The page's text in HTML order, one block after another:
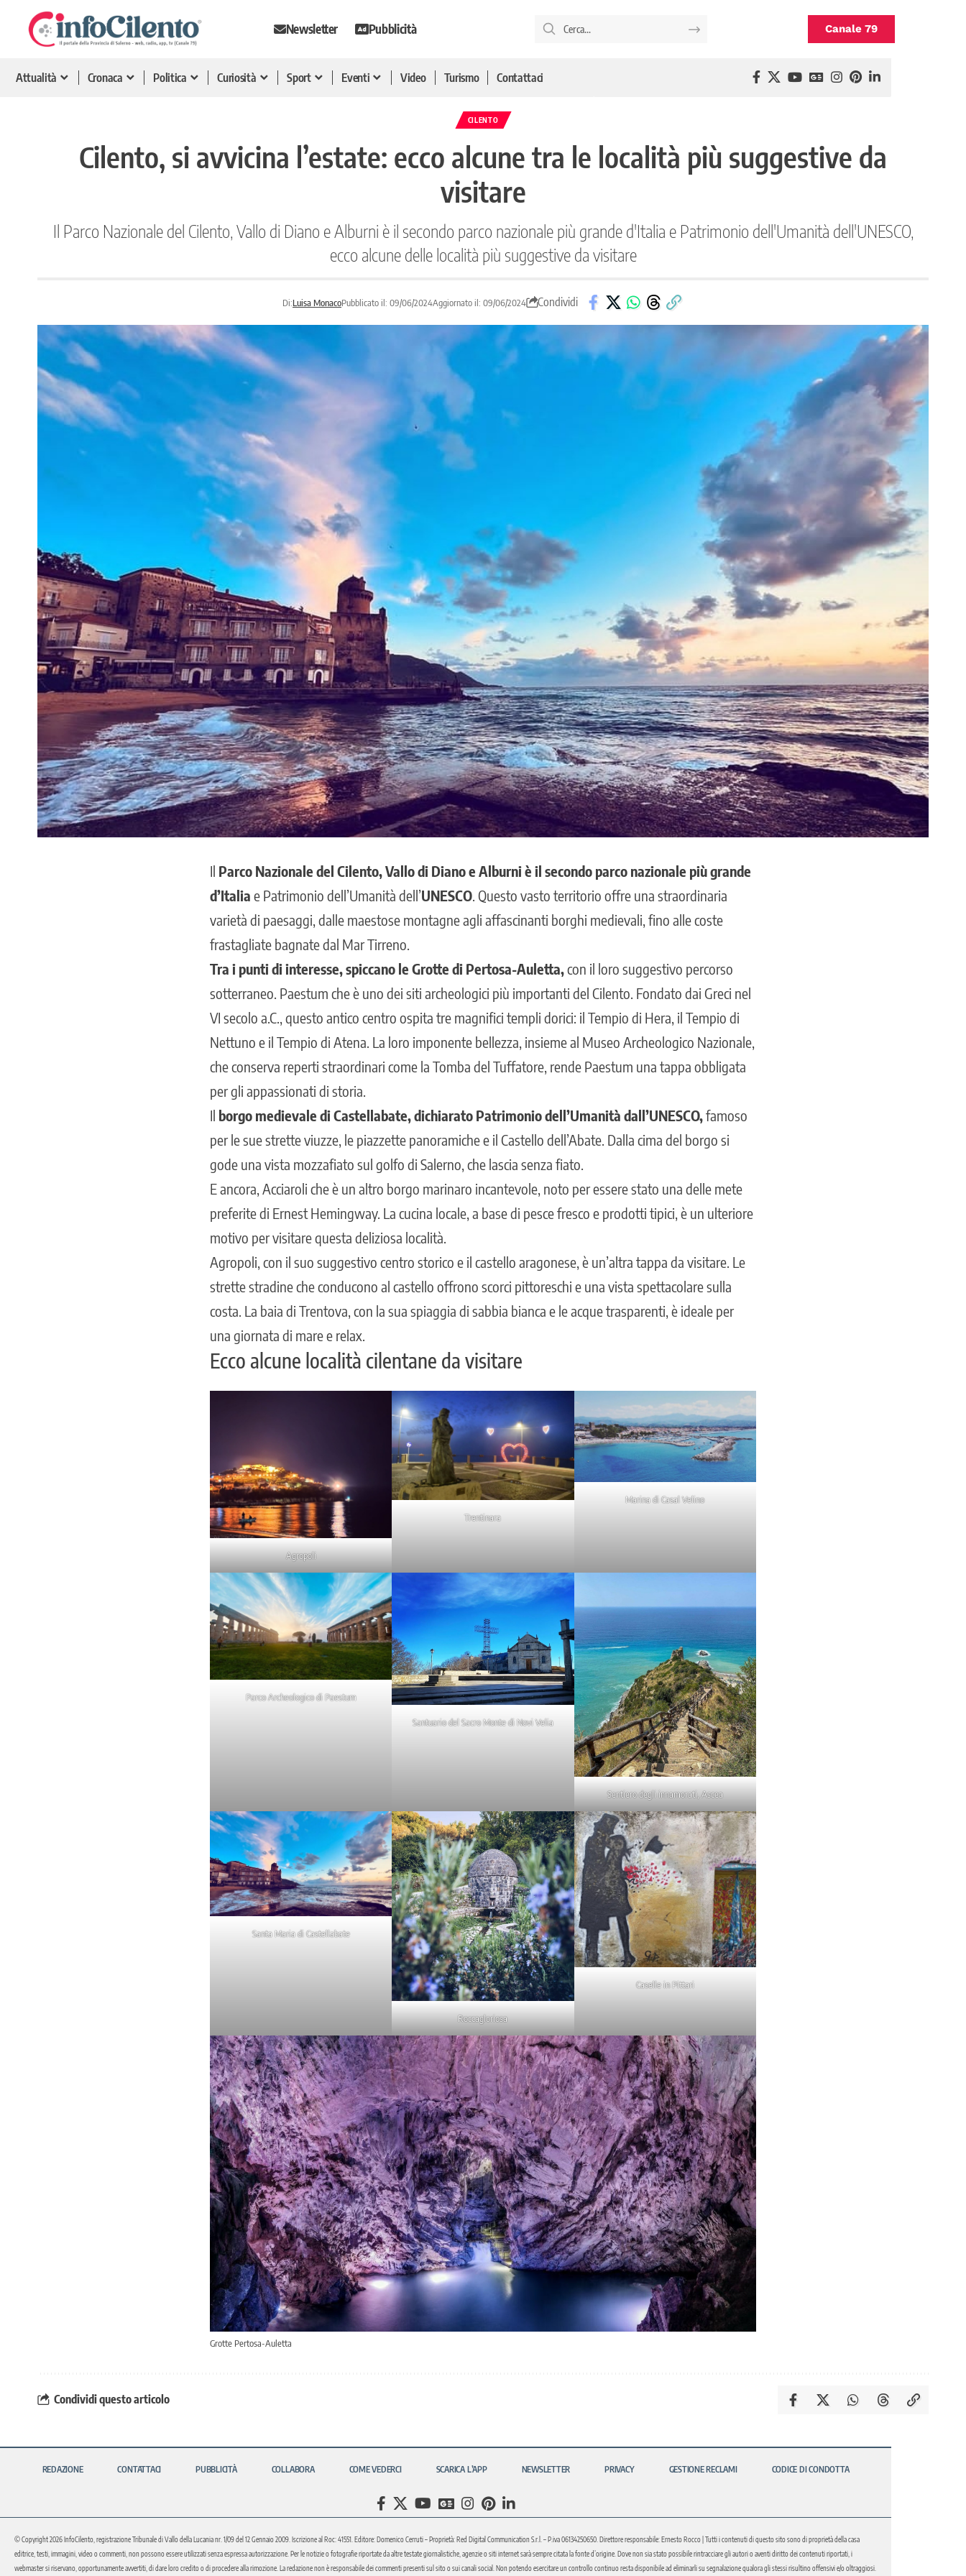
Newsletter Pubblicità Canale 79
Attualità Cronaca Politica Curiosità Sport Eventi Video Turismo Contattaci
CILENTO
Cilento, si avvicina l’estate: ecco alcune tra le località più suggestive da
visitare
Il Parco Nazionale del Cilento, Vallo di Diano e Alburni è il secondo parco nazionale più grande d'Italia e Patrimonio dell'Umanità dell'UNESCO,
ecco alcune delle località più suggestive da visitare
Di:Luisa MonacoPubblicato il: 09/06/2024Aggiornato il: 09/06/2024 Condividi
Il Parco Nazionale del Cilento, Vallo di Diano e Alburni è il secondo parco nazionale più grande
d’Italia e Patrimonio dell’Umanità dell’UNESCO . Questo vasto territorio offre una straordinaria
varietà di paesaggi, dalle maestose montagne agli affascinanti borghi medievali, fino alle coste
frastagliate bagnate dal Mar Tirreno.
Tra i punti di interesse, spiccano le Grotte di Pertosa-Auletta,con il loro suggestivo percorso
sotterraneo. Paestum che è uno dei siti archeologici più importanti del Cilento. Fondato dai Greci nel
VI secolo a.C., questo antico centro ospita tre magnifici templi dorici: il Tempio di Hera, il Tempio di
Nettuno e il Tempio di Atena. La loro imponente bellezza, insieme al Museo Archeologico Nazionale,
che conserva reperti straordinari come la Tomba del Tuffatore, rende Paestum una tappa obbligata
per gli appassionati di storia.
Il borgo medievale di Castellabate, dichiarato Patrimonio dell’Umanità dall’UNESCO,famoso
per le sue strette viuzze, le piazzette panoramiche e il Castello dell’Abate. Dalla cima del borgo si
gode una vista mozzafiato sul golfo di Salerno, che lascia senza fiato.
E ancora, Acciaroli che è un altro borgo marinaro incantevole, noto per essere stato una delle mete
preferite di Ernest Hemingway. La cucina locale, a base di pesce fresco e prodotti tipici, è un ulteriore
motivo per visitare questa deliziosa località.
Agropoli, con il suo suggestivo centro storico e il castello aragonese, è un’altra tappa da visitare. Le
strette stradine che conducono al castello offrono scorci pittoreschi e una vista spettacolare sulla
costa. La baia di Trentova, con la sua spiaggia di sabbia bianca e le acque trasparenti, è ideale per
una giornata di mare e relax.
Ecco alcune località cilentane da visitare
Agropoli
Trentinara
Marina di Casal Velino
Parco Archeologico di Paestum
Santuario del Sacro Monte di Novi Velia
Sentiero degli innamorati, Ascea
Santa Maria di Castellabate
Roccagloriosa
Caselle in Pittari
Grotte Pertosa-Auletta
Condividi questo articolo
REDAZIONE CONTATTACI PUBBLICITÀ COLLABORA COME VEDERCI SCARICA L’APP NEWSLETTER PRIVACY GESTIONE RECLAMI CODICE DI CONDOTTA
© Copyright 2026 InfoCilento, registrazione Tribunale di Vallo della Lucania nr. 1/09 del 12 Gennaio 2009. Iscrizione al Roc: 41551. Editore: Domenico Cerruti – Proprietà: Red Digital Communication S.r.l. – P.iva 06134250650. Direttore responsabile: Ernesto Rocco | Tutti i contenuti di questo sito sono di proprietà della casa
editrice, testi, immagini, video o commenti, non possono essere utilizzati senza espressa autorizzazione. Per le notizie o fotografie riportate da altre testate giornalistiche, agenzie o siti internet sarà sempre citata la fonte d’origine. Dove non sia stato possibile rintracciare gli autori o aventi diritto dei contenuti riportati, i
webmaster si riservano, opportunamente avvertiti, di dare loro credito o di procedere alla rimozione. La redazione non è responsabile dei commenti presenti sul sito o sui canali social. Non potendo esercitare un controllo continuo resta disponibile ad eliminarli su segnalazione qualora gli stessi risultino offensivi e/o oltraggiosi.